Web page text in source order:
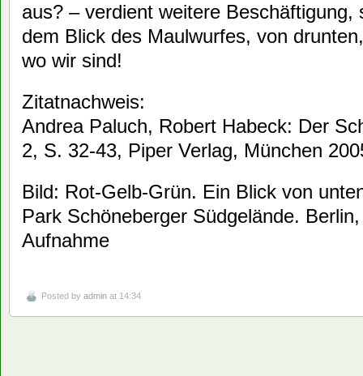
aus? – verdient weitere Beschäftigung,
dem Blick des Maulwurfes, von
wo wir sind!
Zitatnachweis:
Andrea Paluch, Robert Habeck: Der
2, S. 32-43, Piper Verlag, München
Bild: Rot-Gelb-Grün. Ein Blick von
Park Schöneberger Südgelände.
Aufnahme
Posted by admin at 14:34